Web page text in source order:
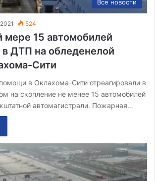
Все новости
524
15 автомобилей
в ДТП на обледенелой
Сити
в Оклахома-Сити отреагировали в
на скопление не менее 15 автомобилей
автомагистрали. Пожарная…